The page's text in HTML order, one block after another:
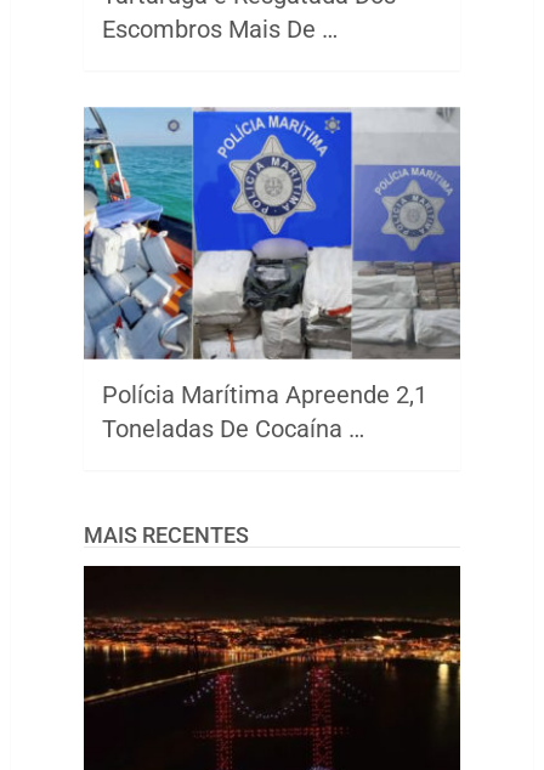
Escombros Mais De …
Polícia Marítima Apreende 2,1
Toneladas De Cocaína …
MAIS RECENTES